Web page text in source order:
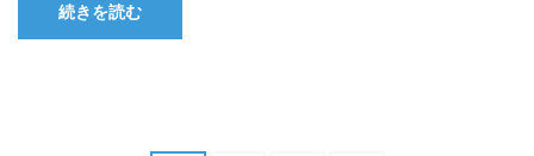
続きを読む